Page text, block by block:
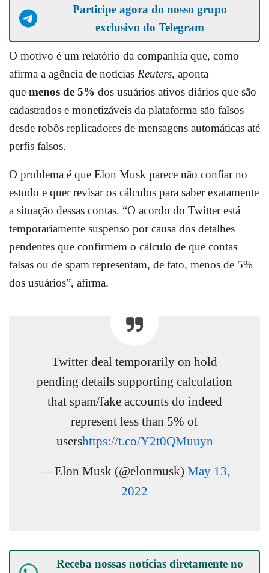
Participe agora do nosso grupo
exclusivo do Telegram
O motivo é um relatório da companhia que, como
afirma a agência de notícias Reuters, aponta
que menos de 5% dos usuários ativos diários que são
cadastrados e monetizáveis da plataforma são falsos —
desde robôs replicadores de mensagens automáticas até
perfis falsos.
O problema é que Elon Musk parece não confiar no
estudo e quer revisar os cálculos para saber exatamente
a situação dessas contas. “O acordo do Twitter está
temporariamente suspenso por causa dos detalhes
pendentes que confirmem o cálculo de que contas
falsas ou de spam representam, de fato, menos de 5%
dos usuários”, afirma.
Twitter deal temporarily on hold
pending details supporting calculation
that spam/fake accounts do indeed
represent less than 5% of
usershttps://t.co/Y2t0QMuuyn
— Elon Musk (@elonmusk) May 13,
2022
Receba nossas notícias diretamente no